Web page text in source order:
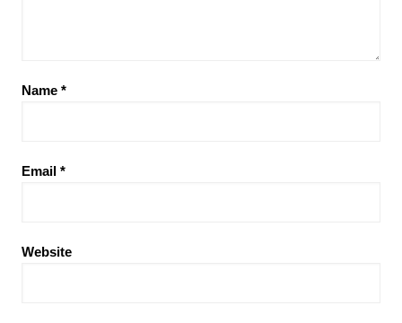
Name *
Email *
Website